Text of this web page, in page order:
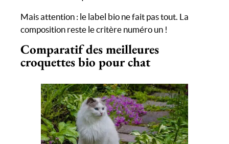
Mais attention : le label bio ne fait pas tout. La
composition reste le critère numéro un !
Comparatif des meilleures
croquettes bio pour chat